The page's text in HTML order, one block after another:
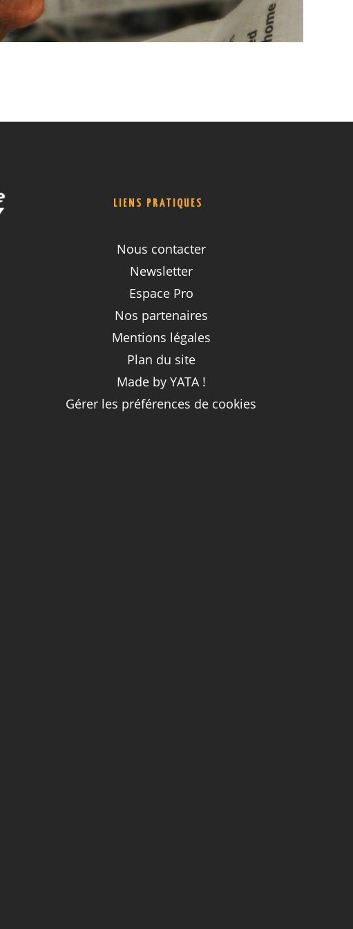
LIENS PRATIQUES
Nous contacter
Newsletter
Espace Pro
Nos partenaires
Mentions légales
Plan du site
Made by YATA !
Gérer les préférences de cookies